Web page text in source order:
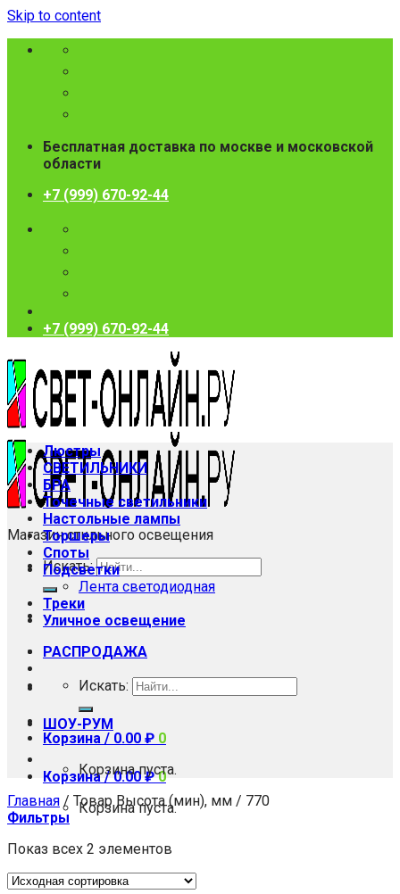
Skip to content
Бесплатная доставка по москве и московской
области
+7 (999) 670-92-44
+7 (999) 670-92-44
Магазин стильного освещения
Искать:
РАСПРОДАЖА
ШОУ-РУМ
Корзина /0.00₽ 0
Корзина пуста.
Люстры
СВЕТИЛЬНИКИ
БРА
Точечные светильники
Настольные лампы
Торшеры
Споты
Подсветки
Лента светодиодная
Треки
Уличное освещение
Искать:
Корзина / 0.00 ₽ 0
Корзина пуста.
Главная / Товар Высота (мин), мм / 770
Фильтры
Показ всех 2 элементов